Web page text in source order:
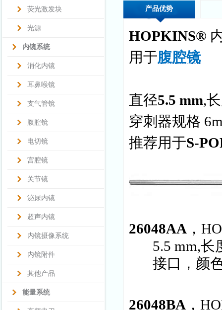
荧光激发块
光源
内镜系统
消化内镜
耳鼻喉镜
支气管镜
腹腔镜
电切镜
宫腔镜
关节镜
泌尿内镜
超声内镜
内镜摄像系统
内镜附件
其他产品
能量系统
产品优势
HOPKINS®
用于腹腔镜
直径5.5 mm,
穿刺器规格
推荐用于S-
26048AA ，
5.5 mm,
接口，颜
26048BA ，